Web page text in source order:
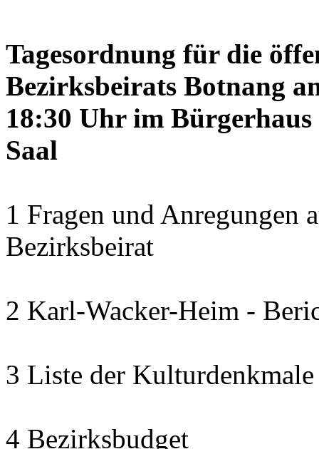
Tagesordnung für die
Bezirksbeirats Botnang
18:30 Uhr im
Saal
1 Fragen und Anregungen
Bezirksbeirat
2 Karl-Wacker-Heim -
3 Liste der
4 Bezirksbudget